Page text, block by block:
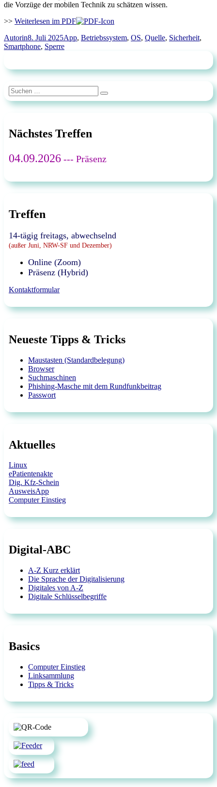
die Vorzüge der mobilen Technik zu schätzen wissen.
>> Weiterlesen im PDF
Autor
AutorinVeröffentlicht
am
8. Juli 2025Schlagwörter
App, Betriebssystem, OS, Quelle, Sicherheit,
Smartphone, Sperre
Suchen
nach:
Suchen
Nächstes Treffen
04.09.2026 --- Präsenz
Treffen
14-tägig freitags, abwechselnd
(außer Juni, NRW-SF und Dezember)
Online (Zoom)
Präsenz (Hybrid)
Kontaktformular
Neueste Tipps & Tricks
Maustasten (Standardbelegung)
Browser
Suchmaschinen
Phishing-Masche mit dem Rundfunkbeitrag
Passwort
Aktuelles
Linux
ePatientenakte
Dig. Kfz-Schein
AusweisApp
Computer Einstieg
Digital-ABC
A-Z Kurz erklärt
Die Sprache der Digitalisierung
Digitales von A-Z
Digitale Schlüsselbegriffe
Basics
Computer Einstieg
Linksammlung
Tipps & Tricks